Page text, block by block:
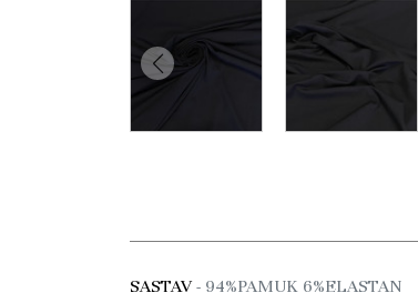
SASTAV- 94%PAMUK 6%ELASTAN